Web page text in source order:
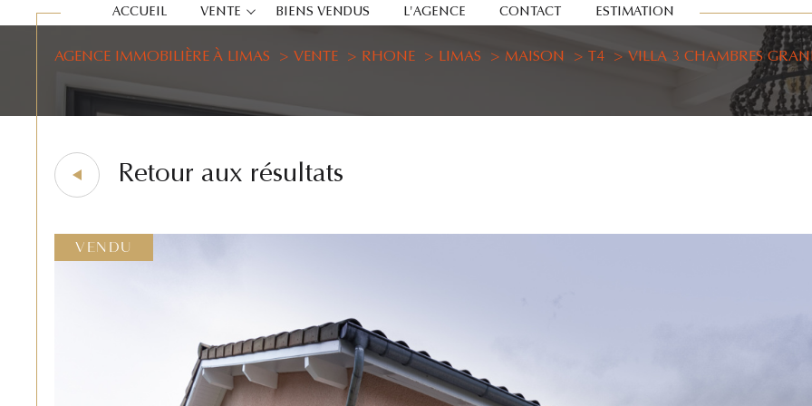
ACCUEIL VENTE BIENS VENDUS L'AGENCE CONTACT ESTIMATION
AGENCE IMMOBILIÈRE À LIMAS VENTE RHONE LIMAS MAISON T4 VILLA 3 CHAMBRES
Retour aux résultats
VENDU